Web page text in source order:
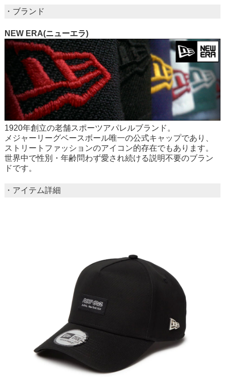
・ブランド
NEW ERA(ニューエラ)
1920年創立の老舗スポーツアパレルブランド。
メジャーリーグベースボール唯一の公式キャップであり、
ストリートファッションのアイコン的存在でもあります。
世界中で性別・年齢問わず愛され続ける説明不要のブラン
ドです。
・アイテム詳細